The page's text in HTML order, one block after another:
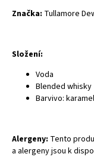
Značka: Tullamore
Složení:
Voda
Blended whisky
Barvivo:
Alergeny: Tento
a alergeny jsou k